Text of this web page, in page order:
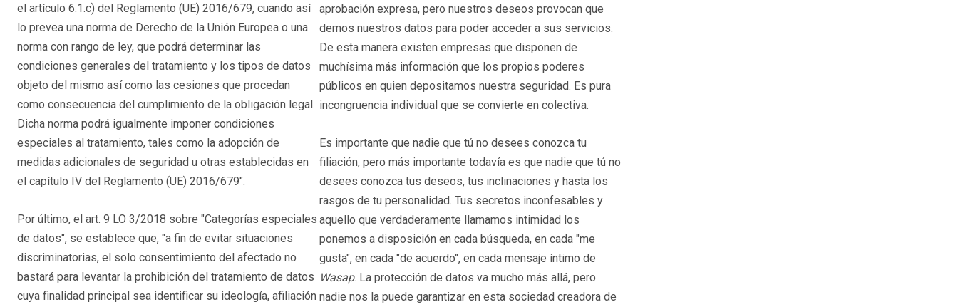
el artículo 6.1.c) del Reglamento (UE) 2016/679, cuando así
lo prevea una norma de Derecho de la Unión Europea o una
norma con rango de ley, que podrá determinar las
condiciones generales del tratamiento y los tipos de datos
objeto del mismo así como las cesiones que procedan
como consecuencia del cumplimiento de la obligación legal.
Dicha norma podrá igualmente imponer condiciones
especiales al tratamiento, tales como la adopción de
medidas adicionales de seguridad u otras establecidas en
el capítulo IV del Reglamento (UE) 2016/679".
Por último, el art. 9 LO 3/2018 sobre "Categorías especiales
de datos", se establece que, "a fin de evitar situaciones
discriminatorias, el solo consentimiento del afectado no
bastará para levantar la prohibición del tratamiento de datos
cuya finalidad principal sea identificar su ideología, afiliación
aprobación expresa, pero nuestros deseos provocan que
demos nuestros datos para poder acceder a sus servicios.
De esta manera existen empresas que disponen de
muchísima más información que los propios poderes
públicos en quien depositamos nuestra seguridad. Es pura
incongruencia individual que se convierte en colectiva.
Es importante que nadie que tú no desees conozca tu
filiación, pero más importante todavía es que nadie que tú no
desees conozca tus deseos, tus inclinaciones y hasta los
rasgos de tu personalidad. Tus secretos inconfesables y
aquello que verdaderamente llamamos intimidad los
ponemos a disposición en cada búsqueda, en cada "me
gusta", en cada "de acuerdo", en cada mensaje íntimo de
Wasap. La protección de datos va mucho más allá, pero
nadie nos la puede garantizar en esta sociedad creadora de